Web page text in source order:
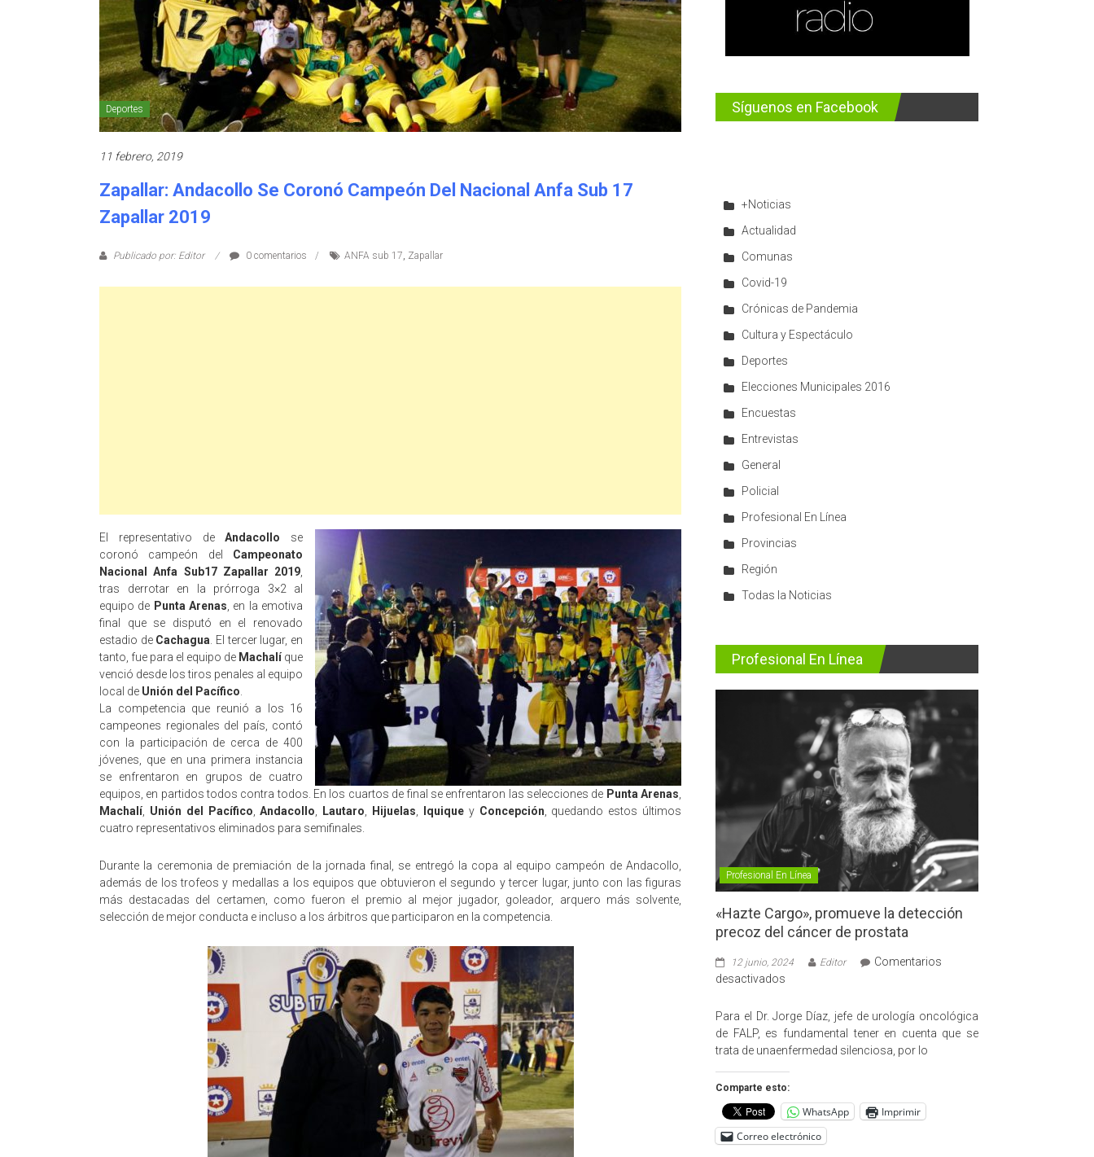
Deportes
11 febrero, 2019
Zapallar: Andacollo Se Coronó Campeón Del Nacional Anfa Sub 17
Zapallar 2019
Publicado por: Editor 0 comentarios ANFA sub 17, Zapallar
El representativo deAndacollo se
coronó campeón del Campeonato
Nacional Anfa Sub17 Zapallar 2019
tras derrotar en la prórroga 3×2 al
equipo de Punta Arenas , en la emotiva
final que se disputó en el renovado
estadio de Cachagua . El tercer lugar, en
tanto, fue para el equipo de Machalíque
venció desde los tiros penales al equipo
local de Unión del Pacífico
La competencia que reunió a los 16
campeones regionales del país, contó
con la participación de cerca de 400
jóvenes, que en una primera instancia
se enfrentaron en grupos de cuatro
equipos, en partidos todos contra todos. En los cuartos de final se enfrentaron las selecciones de Punta Arenas
Machalí, Unión del Pacífico ,Andacollo Lautaro Hijuelas Iquiquey Concepción , quedando estos últimos
cuatro representativos eliminados para semifinales.
Durante la ceremonia de premiación de la jornada final, se entregó la copa al equipo campeón de Andacollo,
además de los trofeos y medallas a los equipos que obtuvieron el segundo y tercer lugar, junto con las figuras
más destacadas del certamen, como fueron el premio al mejor jugador, goleador, arquero más solvente,
selección de mejor conducta e incluso a los árbitros que participaron en la competencia.
Síguenos en Facebook
+Noticias
Actualidad
Comunas
Covid-19
Crónicas de Pandemia
Cultura y Espectáculo
Deportes
Elecciones Municipales 2016
Encuestas
Entrevistas
General
Policial
Profesional En Línea
Provincias
Región
Todas la Noticias
Profesional En Línea
Profesional En Línea
«Hazte Cargo», promueve la detección
precoz del cáncer de prostata
12 junio, 2024 Editor
Comentarios
desactivados
Cargo»,
promueve
la
cáncer
de
prostata
Para el Dr. Jorge Díaz, jefe de urología oncológica
de FALP, es fundamental tener en cuenta que se
trata de unaenfermedad silenciosa, por lo
Comparte esto:
WhatsApp
Imprimir
Correo electrónico